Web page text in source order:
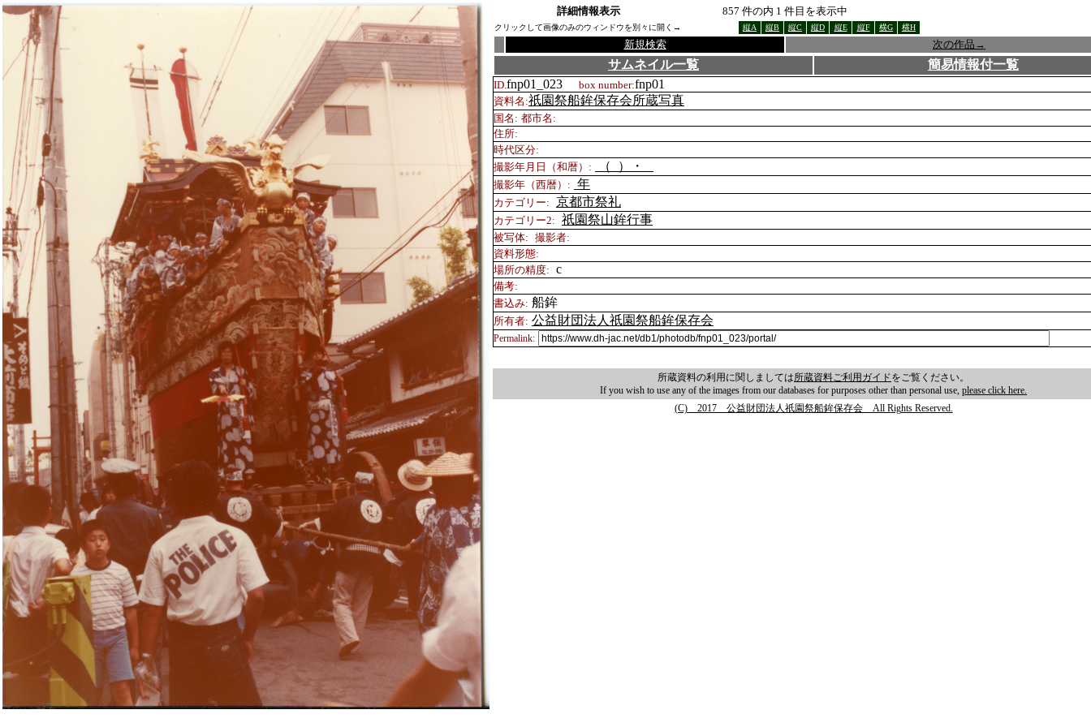
詳細情報表示 857 件の内 1 件目を表示中
クリックして画像のみのウィンドウを別々に開く→ 縦A 縦B 縦C 縦D 縦E 縦F 横G 横H
新規検索 次の作品 →
サムネイル一覧 簡易情報付一覧
ID.fnp01_023 box number:fnp01
資料名:祇園祭船鉾保存会所蔵写真
国名: 都市名:
住所:
時代区分:
撮影年月日（和暦）:
（ ）・
撮影年（西暦）: 年
カテゴリー: 京都市祭礼
カテゴリー2: 祇園祭山鉾行事
被写体: 撮影者:
資料形態:
場所の精度: c
備考:
書込み: 船鉾
所有者: 公益財団法人祇園祭船鉾保存会
Permalink:
所蔵資料の利用に関しましては所蔵資料ご利用ガイドをご覧ください。
If you wish to use any of the images from our databases for purposes other than personal use, please click here.
(C) 2017 公益財団法人祇園祭船鉾保存会 All Rights Reserved.